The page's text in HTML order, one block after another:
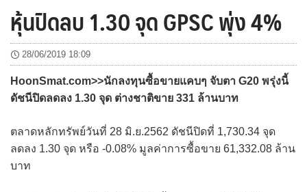
หุ้นปิดลบ 1.30 จุด GPSC พุ่ง 4%
28/06/2019 18:09
HoonSmat.com>>นักลงทุนซื้อขายแคบๆ จับตา G20 พรุ่งนี้
ดัชนีปิดลดลง 1.30 จุด ต่างชาติขาย 331 ล้านบาท
ตลาดหลักทรัพย์วันที่ 28 มิ.ย.2562 ดัชนีปิดที่ 1,730.34 จุด
ลดลง 1.30 จุด หรือ -0.08% มูลค่าการซื้อขาย 61,332.08 ล้าน
บาท